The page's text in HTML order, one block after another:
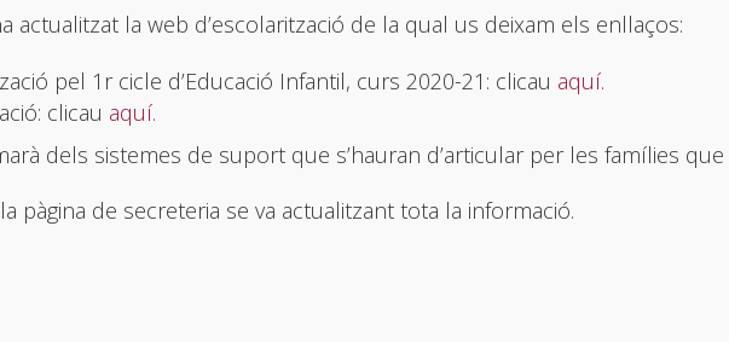
actualitzat la web d’escolarització de la qual us deixam els enllaços:
pel 1r cicle d’Educació Infantil, curs 2020-21: clicau aquí.
clicau aquí.
dels sistemes de suport que s’hauran d’articular per les famílies
pàgina de secreteria se va actualitzant tota la informació.